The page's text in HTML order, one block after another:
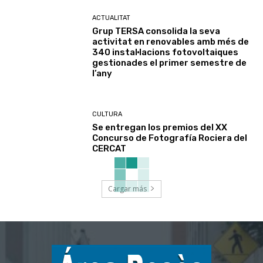
ACTUALITAT
Grup TERSA consolida la seva
activitat en renovables amb més de
340 instal·lacions fotovoltaiques
gestionades el primer semestre de
l’any
CULTURA
Se entregan los premios del XX
Concurso de Fotografía Rociera del
CERCAT
Cargar más